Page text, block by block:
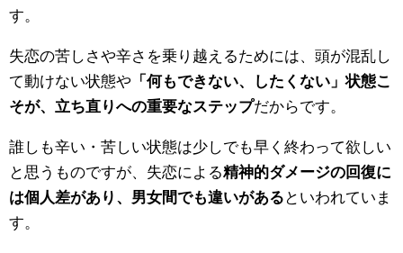
す。
失恋の苦しさや辛さを乗り越えるためには、頭が混乱し
て動けない状態や 「何もできない、したくない」状態こ
そが、立ち直りへの重要なステップだからです。
誰しも辛い・苦しい状態は少しでも早く終わって欲しい
と思うものですが、失恋による精神的ダメージの回復に
は個人差があり、男女間でも違いがある といわれていま
す。